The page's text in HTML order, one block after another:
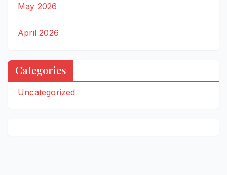
May 2026
April 2026
Categories
Uncategorized